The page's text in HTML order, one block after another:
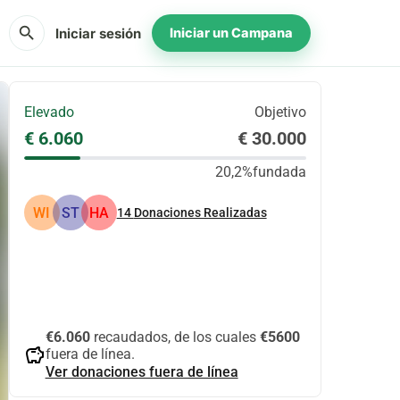
search Iniciar sesión Iniciar un Campana
Elevado Objetivo
€ 6.060 € 30.000
20,2%fundada
WI ST HA 14 Donaciones Realizadas
savings
€6.060recaudados, de los cuales €5600
fuera de línea.
Ver donaciones fuera de línea